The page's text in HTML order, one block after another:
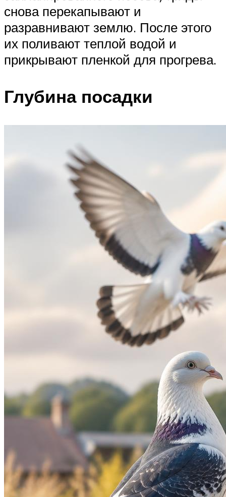
снова перекапывают и
разравнивают землю. После этого
их поливают теплой водой и
прикрывают пленкой для прогрева.
Глубина посадки